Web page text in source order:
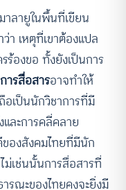
ลายูในพื้นที่เขียน
า เหตุที่เขาต้องแปล
ร้องขอ ทั้งยังเป็นการ
การสื่อสารอาจทำให้
อเป็นนักวิชาการที่มี
ละการคลี่คลาย
องสังคมไทยที่มีนัก
ไม่เช่นนั้นการสื่อสารที่
รณะของไทยคงจะยิ่งมี